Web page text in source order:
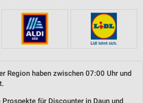
Region haben zwischen 07:00 Uhr und
für Discounter in Daun und